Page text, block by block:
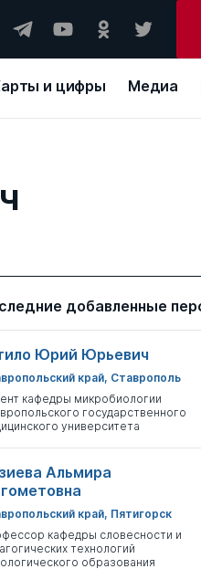
и цифры Медиа
добавленные
Юрий Юрьевич
край, Ставрополь
кафедры микробиологии
государственного
университета
Альмира
край, Пятигорск
кафедры словесности и
технологий
образования